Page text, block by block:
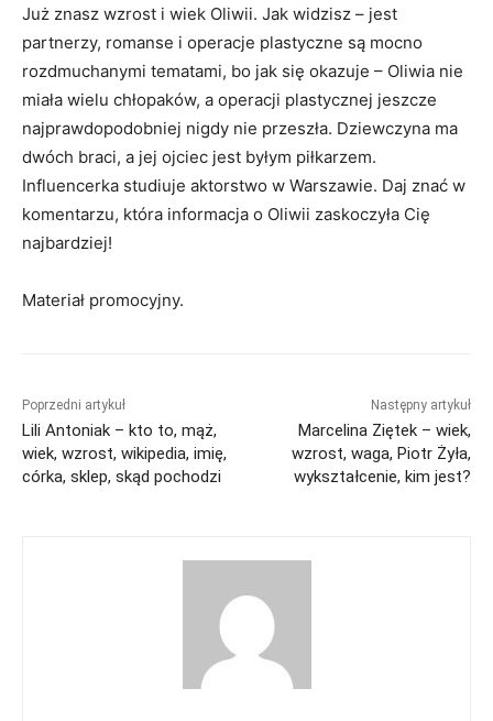
Już znasz wzrost i wiek Oliwii. Jak widzisz – jest
partnerzy, romanse i operacje plastyczne są mocno
rozdmuchanymi tematami, bo jak się okazuje – Oliwia nie
miała wielu chłopaków, a operacji plastycznej jeszcze
najprawdopodobniej nigdy nie przeszła. Dziewczyna ma
dwóch braci, a jej ojciec jest byłym piłkarzem.
Influencerka studiuje aktorstwo w Warszawie. Daj znać w
komentarzu, która informacja o Oliwii zaskoczyła Cię
najbardziej!
Materiał promocyjny.
Poprzedni artykuł
Lili Antoniak – kto to, mąż,
wiek, wzrost, wikipedia, imię,
córka, sklep, skąd pochodzi
Następny artykuł
Marcelina Ziętek – wiek,
wzrost, waga, Piotr Żyła,
wykształcenie, kim jest?